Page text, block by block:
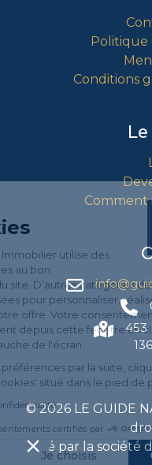
Conditions
Comment
453
©2026LE GUIDE
Edité par la société
des Cookies
Le Guide National
cookies nécessaires au bon
fonctionnement du site.
peuvent être utilisées pour
afin d'optimiser notre
retiré à tout moment
l'icône en bas à gauche
Pour modifier vos
'Préférences de cookies'
Lire la politique de
Non merci